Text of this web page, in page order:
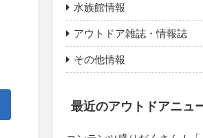
水族館情報
アウトドア雑誌・情報誌
その他情報
最近のアウトドアニュ